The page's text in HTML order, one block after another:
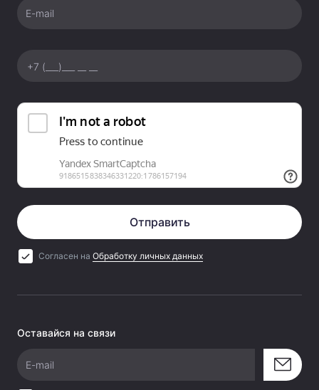
E-mail
Отправить
Согласен на Обработку личных данных
Оставайся на связи
E-mail